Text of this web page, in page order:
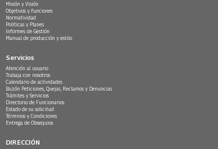
Misión y Visión
Objetivos y funciones
Normatividad
Políticas y Planes
Informes de Gestión
Manual de producción y estilo
Servicios
Atención al usuario
Trabaja con nosotros
Calendario de actividades
Buzón Peticiones, Quejas, Reclamos y Denuncias
Trámites y Servicios
Directorio de Funcionarios
Estado de su solicitud
Términos y Condiciones
Entrega de Obsequios
DIRECCIÓN